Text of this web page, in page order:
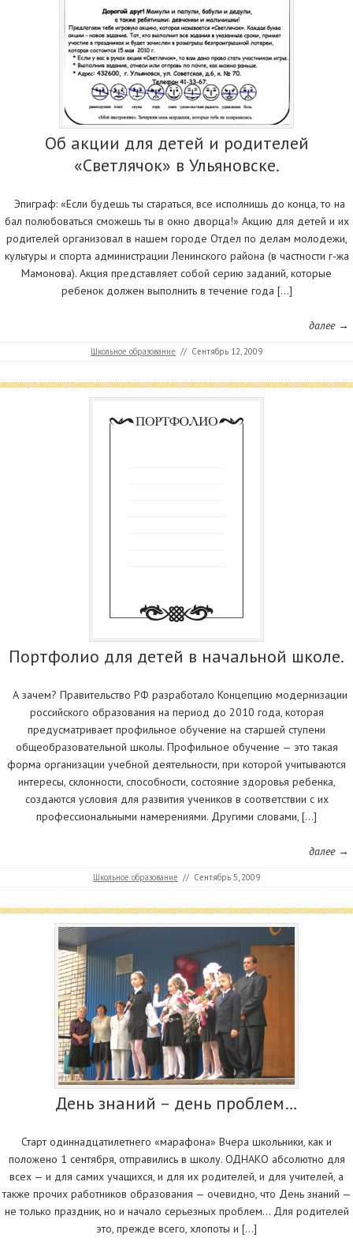
Об акции для детей и родителей
«Светлячок» в Ульяновске.
Эпиграф: «Если будешь ты стараться, все исполнишь до конца, то на
бал полюбоваться сможешь ты в окно дворца!» Акцию для детей и их
родителей организовал в нашем городе Отдел по делам молодежи,
культуры и спорта администрации Ленинского района (в частности г-жа
Мамонова). Акция представляет собой серию заданий, которые
ребенок должен выполнить в течение года […]
далее →
Школьное образование // Сентябрь 12, 2009
Портфолио для детей в начальной школе.
А зачем? Правительство РФ разработало Концепцию модернизации
российского образования на период до 2010 года, которая
предусматривает профильное обучение на старшей ступени
общеобразовательной школы. Профильное обучение — это такая
форма организации учебной деятельности, при которой учитываются
интересы, склонности, способности, состояние здоровья ребенка,
создаются условия для развития учеников в соответствии с их
профессиональными намерениями. Другими словами, […]
далее →
Школьное образование // Сентябрь 5, 2009
День знаний – день проблем…
Старт одиннадцатилетнего «марафона» Вчера школьники, как и
положено 1 сентября, отправились в школу. ОДНАКО абсолютно для
всех — и для самих учащихся, и для их родителей, и для учителей, а
также прочих работников образования — очевидно, что День знаний —
не только праздник, но и начало серьезных проблем… Для родителей
это, прежде всего, хлопоты и […]